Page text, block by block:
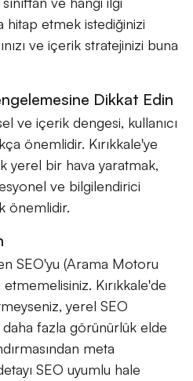
hitap etmek istediğinizi
ve içerik stratejinizi buna
Dikkat Edin
ve içerik dengesi, kullanıcı
önemlidir. Kırıkkale'ye
yerel bir hava yaratmak,
ve bilgilendirici
önemlidir.
SEO'yu (Arama Motoru
Kırıkkale'de
yerel SEO
fazla görünürlük elde
meta
SEO uyumlu hale